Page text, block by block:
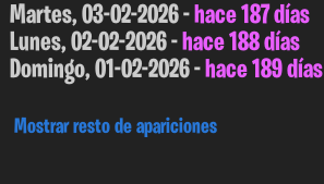
Martes, 03-02-2026 -hace 187 días
Lunes, 02-02-2026 -hace 188 días
Domingo, 01-02-2026 -hace 189 días
Mostrar resto de apariciones